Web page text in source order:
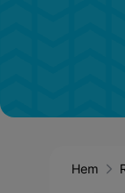
Hem